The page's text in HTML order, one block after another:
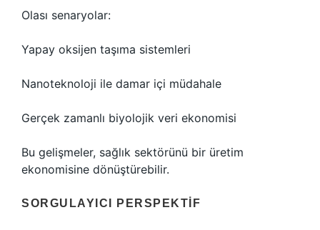
Olası senaryolar:
Yapay oksijen taşıma sistemleri
Nanoteknoloji ile damar içi müdahale
Gerçek zamanlı biyolojik veri ekonomisi
Bu gelişmeler, sağlık sektörünü bir üretim
ekonomisine dönüştürebilir.
SORGULAYICI PERSPEKTIF